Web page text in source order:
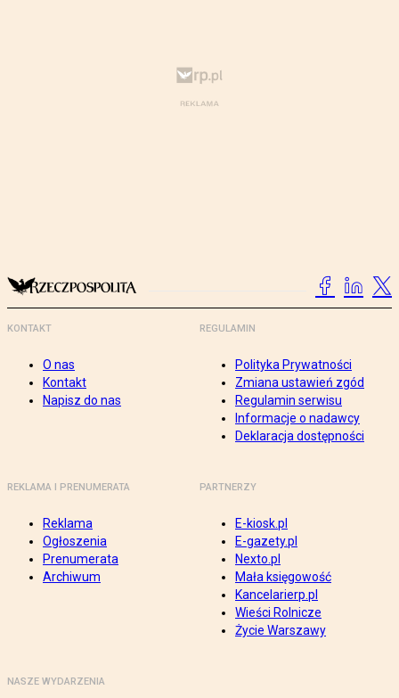
KONTAKT
O nas
Kontakt
Napisz do nas
REGULAMIN
Polityka Prywatności
Zmiana ustawień zgód
Regulamin serwisu
Informacje o nadawcy
Deklaracja dostępności
REKLAMA I PRENUMERATA
Reklama
Ogłoszenia
Prenumerata
Archiwum
PARTNERZY
E-kiosk.pl
E-gazety.pl
Nexto.pl
Mała księgowość
Kancelarierp.pl
Wieści Rolnicze
Życie Warszawy
NASZE WYDARZENIA